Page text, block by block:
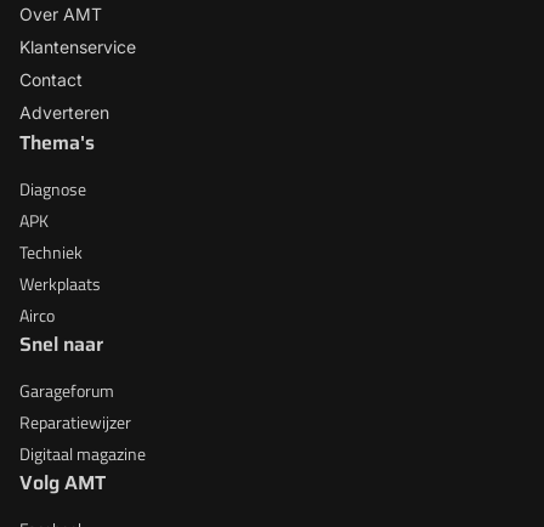
Over AMT
Klantenservice
Contact
Adverteren
Thema's
Diagnose
APK
Techniek
Werkplaats
Airco
Snel naar
Garageforum
Reparatiewijzer
Digitaal magazine
Volg AMT